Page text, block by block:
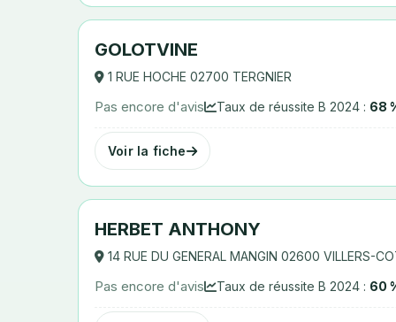
GOLOTVINE
1 RUE HOCHE 02700 TERGNIER
Pas encore d'avis Taux de réussite B 2024 : 68
Voir la fiche
HERBET ANTHONY
14 RUE DU GENERAL MANGIN 02600 VILLERS-
Pas encore d'avis Taux de réussite B 2024 : 60